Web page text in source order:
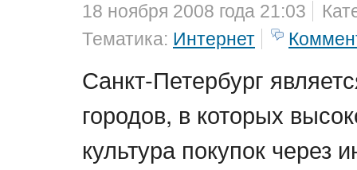
18 ноября 2008 года 21:03
Тематика: Интернет
Санкт-Петербург
городов, в которых
культура покупок через